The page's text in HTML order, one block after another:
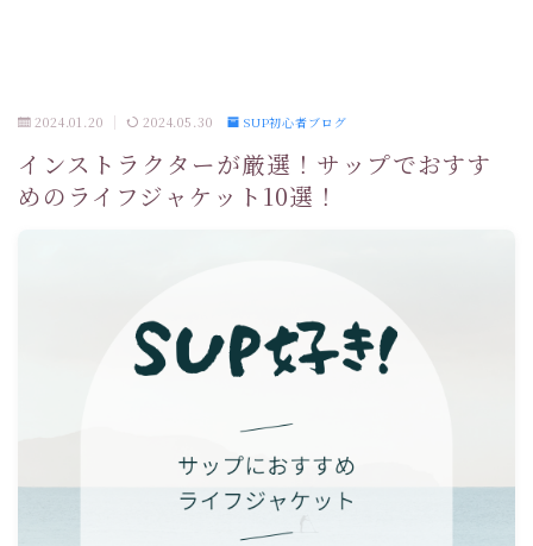
2024.01.20 2024.05.30 SUP初心者ブログ
インストラクターが厳選！サップでおすす
めのライフジャケット10選！